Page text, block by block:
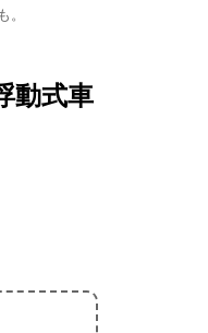
。
動式車